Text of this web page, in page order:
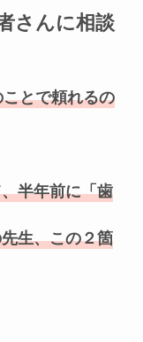
さんに相談
とで頼れるの
半年前に「歯
生、この２箇